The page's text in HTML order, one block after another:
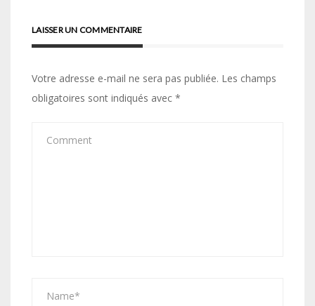
LAISSER UN COMMENTAIRE
Votre adresse e-mail ne sera pas publiée. Les champs
obligatoires sont indiqués avec *